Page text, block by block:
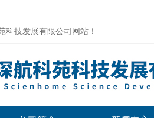
科技发展有限公司网站！